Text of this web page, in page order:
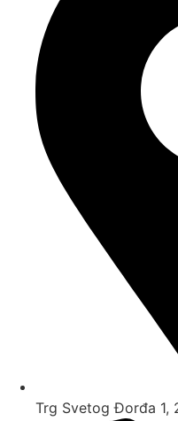
Trg Svetog Đorđa 1,